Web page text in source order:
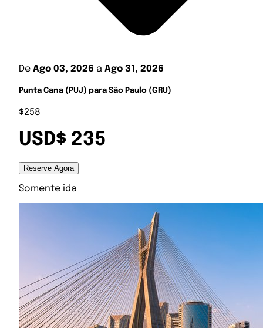
De Ago 03, 2026 a Ago 31, 2026
Punta Cana (PUJ) para São Paulo (GRU)
$258
USD$ 235
Reserve Agora
Somente ida